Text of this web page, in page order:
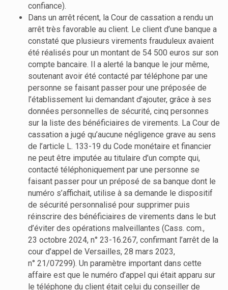
confiance).
Dans un arrêt récent, la Cour de cassation a rendu un
arrêt très favorable au client. Le client d’une banque a
constaté que plusieurs virements frauduleux avaient
été réalisés pour un montant de 54 500 euros sur son
compte bancaire. Il a alerté la banque le jour même,
soutenant avoir été contacté par téléphone par une
personne se faisant passer pour une préposée de
l’établissement lui demandant d’ajouter, grâce à ses
données personnelles de sécurité, cinq personnes
sur la liste des bénéficiaires de virements. La Cour de
cassation a jugé qu’aucune négligence grave au sens
de l’article L. 133-19 du Code monétaire et financier
ne peut être imputée au titulaire d’un compte qui,
contacté téléphoniquement par une personne se
faisant passer pour un préposé de sa banque dont le
numéro s’affichait, utilise à sa demande le dispositif
de sécurité personnalisé pour supprimer puis
réinscrire des bénéficiaires de virements dans le but
d’éviter des opérations malveillantes (Cass. com.,
23 octobre 2024, n° 23-16.267, confirmant l’arrêt de la
cour d’appel de Versailles, 28 mars 2023,
n° 21/07299). Un paramètre important dans cette
affaire est que le numéro d’appel qui était apparu sur
le téléphone du client était celui du conseiller de